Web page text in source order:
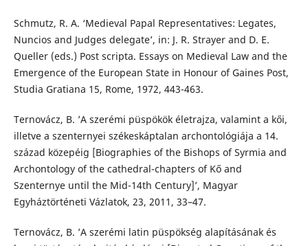
Schmutz, R. A. ‘Medieval Papal Representatives: Legates,
Nuncios and Judges delegate’, in: J. R. Strayer and D. E.
Queller (eds.) Post scripta. Essays on Medieval Law and the
Emergence of the European State in Honour of Gaines Post,
Studia Gratiana 15, Rome, 1972, 443-463.
Ternovácz, B. ’A szerémi püspökök életrajza, valamint a kői,
illetve a szenternyei székeskáptalan archontológiája a 14.
század közepéig [Biographies of the Bishops of Syrmia and
Archontology of the cathedral-chapters of Kő and
Szenternye until the Mid-14th Century]’, Magyar
Egyháztörténeti Vázlatok, 23, 2011, 33–47.
Ternovácz, B. ’A szerémi latin püspökség alapításának és